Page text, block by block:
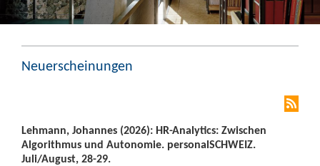
Neuerscheinungen
Lehmann, Johannes (2026): HR-Analytics: Zwischen
Algorithmus und Autonomie. personalSCHWEIZ.
Juli/August, 28-29.